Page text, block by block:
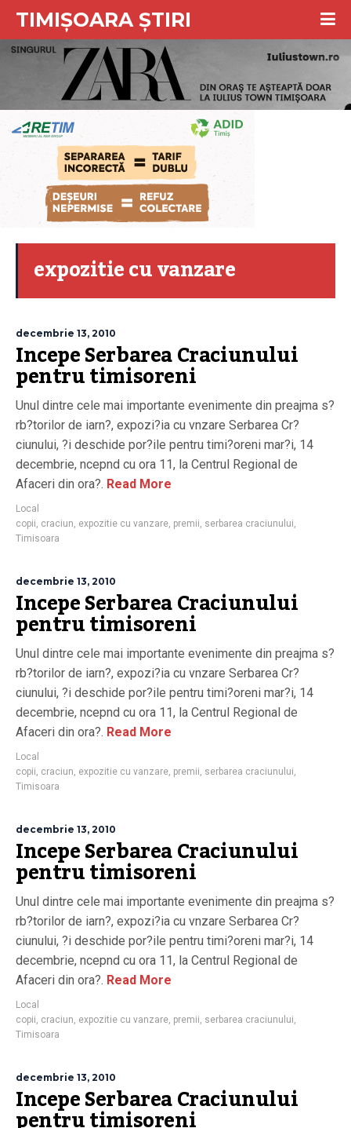
TIMIȘOARA ȘTIRI
expozitie cu vanzare
decembrie 13, 2010
Incepe Serbarea Craciunului
pentru timisoreni
Unul dintre cele mai importante evenimente din preajma s?
rb?torilor de iarn?, expozi?ia cu vnzare Serbarea Cr?
ciunului, ?i deschide por?ile pentru timi?oreni mar?i, 14
decembrie, ncepnd cu ora 11, la Centrul Regional de
Afaceri din ora?. Read More
Local
copii, craciun, expozitie cu vanzare, premii, serbarea craciunului,
Timisoara
decembrie 13, 2010
Incepe Serbarea Craciunului
pentru timisoreni
Unul dintre cele mai importante evenimente din preajma s?
rb?torilor de iarn?, expozi?ia cu vnzare Serbarea Cr?
ciunului, ?i deschide por?ile pentru timi?oreni mar?i, 14
decembrie, ncepnd cu ora 11, la Centrul Regional de
Afaceri din ora?. Read More
Local
copii, craciun, expozitie cu vanzare, premii, serbarea craciunului,
Timisoara
decembrie 13, 2010
Incepe Serbarea Craciunului
pentru timisoreni
Unul dintre cele mai importante evenimente din preajma s?
rb?torilor de iarn?, expozi?ia cu vnzare Serbarea Cr?
ciunului, ?i deschide por?ile pentru timi?oreni mar?i, 14
decembrie, ncepnd cu ora 11, la Centrul Regional de
Afaceri din ora?. Read More
Local
copii, craciun, expozitie cu vanzare, premii, serbarea craciunului,
Timisoara
decembrie 13, 2010
Incepe Serbarea Craciunului